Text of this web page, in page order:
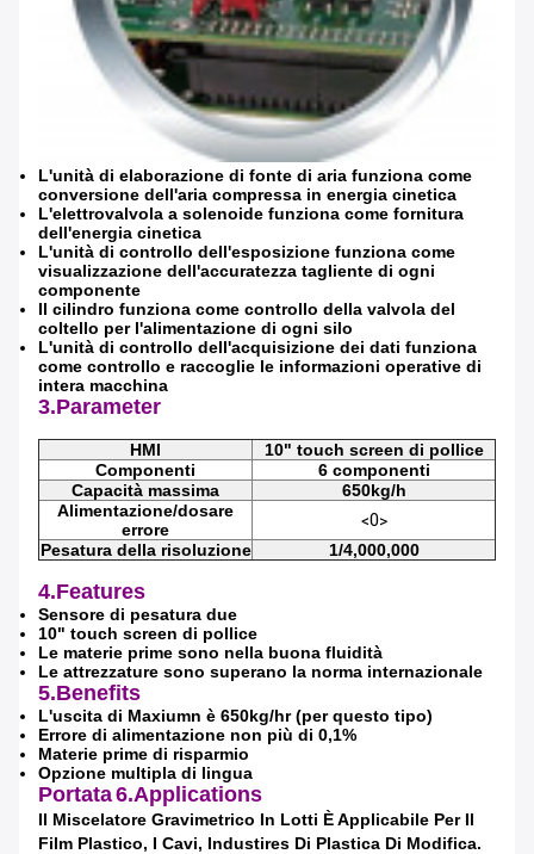
Lasciate un messaggio
Ti richiameremo presto!
Invia
L'unità di elaborazione di fonte di aria funziona come
conversione dell'aria compressa in energia cinetica
L'elettrovalvola a solenoide funziona come fornitura
dell'energia cinetica
L'unità di controllo dell'esposizione funziona come
visualizzazione dell'accuratezza tagliente di ogni
componente
Il cilindro funziona come controllo della valvola del
coltello per l'alimentazione di ogni silo
L'unità di controllo dell'acquisizione dei dati funziona
come controllo e raccoglie le informazioni operative di
intera macchina
3.Parameter
HMI
10" touch screen di pollice
Componenti
6 componenti
Capacità massima
650kg/h
Alimentazione/dosare
errore
<0>
Pesatura della risoluzione
1/4,000,000
4.Features
Sensore di pesatura due
10" touch screen di pollice
Le materie prime sono nella buona fluidità
Le attrezzature sono superano la norma internazionale
5.Benefits
L'uscita di Maxiumn è 650kg/hr (per questo tipo)
Errore di alimentazione non più di 0,1%
Materie prime di risparmio
Opzione multipla di lingua
Portata6.Applications
Il Miscelatore Gravimetrico In Lotti È Applicabile Per Il
Film Plastico, I Cavi, Industires Di Plastica Di Modifica.